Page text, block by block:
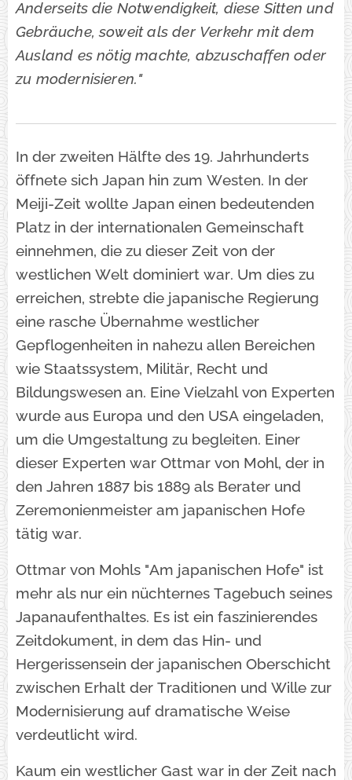
Anderseits die Notwendigkeit, diese Sitten und
Gebräuche, soweit als der Verkehr mit dem
Ausland es nötig machte, abzuschaffen oder
zu modernisieren."
In der zweiten Hälfte des 19. Jahrhunderts
öffnete sich Japan hin zum Westen. In der
Meiji-Zeit wollte Japan einen bedeutenden
Platz in der internationalen Gemeinschaft
einnehmen, die zu dieser Zeit von der
westlichen Welt dominiert war. Um dies zu
erreichen, strebte die japanische Regierung
eine rasche Übernahme westlicher
Gepflogenheiten in nahezu allen Bereichen
wie Staatssystem, Militär, Recht und
Bildungswesen an. Eine Vielzahl von Experten
wurde aus Europa und den USA eingeladen,
um die Umgestaltung zu begleiten. Einer
dieser Experten war Ottmar von Mohl, der in
den Jahren 1887 bis 1889 als Berater und
Zeremonienmeister am japanischen Hofe
tätig war.
Ottmar von Mohls "Am japanischen Hofe" ist
mehr als nur ein nüchternes Tagebuch seines
Japanaufenthaltes. Es ist ein faszinierendes
Zeitdokument, in dem das Hin- und
Hergerissensein der japanischen Oberschicht
zwischen Erhalt der Traditionen und Wille zur
Modernisierung auf dramatische Weise
verdeutlicht wird.
Kaum ein westlicher Gast war in der Zeit nach